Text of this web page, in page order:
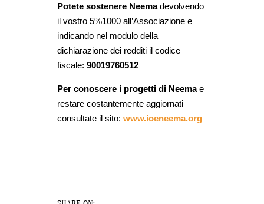
Potete sostenere Neemadevolvendo
il vostro 5%1000 all’Associazione e
indicando nel modulo della
dichiarazione dei redditi il codice
fiscale: 90019760512
Per conoscere i progetti di Neemae
restare costantemente aggiornati
consultate il sito: www.ioeneema.org